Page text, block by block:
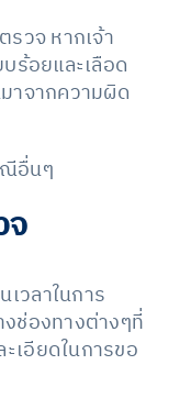
วจ หากเจ้า
บร้อยและเลือด
าจากความผิด
อื่นๆ
วลาในการ
ช่องทางต่างๆที่
เอียดในการขอ